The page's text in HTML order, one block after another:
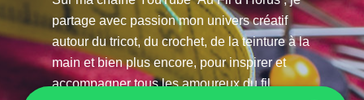
partage avec passion mon univers créatif
autour du tricot, du crochet, de la teinture à la
main et bien plus encore, pour inspirer et
accompagner tous les amoureux du fil.